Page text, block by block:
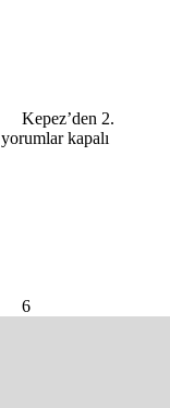
Kepez’den 2.
yorumlar kapalı
6